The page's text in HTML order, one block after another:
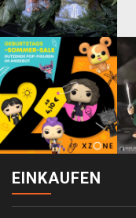
EINKAUFEN